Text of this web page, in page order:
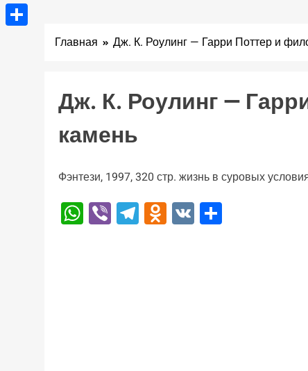
Главная Дж. К. Роулинг — Гарри Поттер и
Дж. К. Роулинг —
камень
Фэнтези, 1997, 320 стр. жизнь в суровых
WhatsApp
ViberTelegram
Odnoklassniki
VK
VK
Отправить